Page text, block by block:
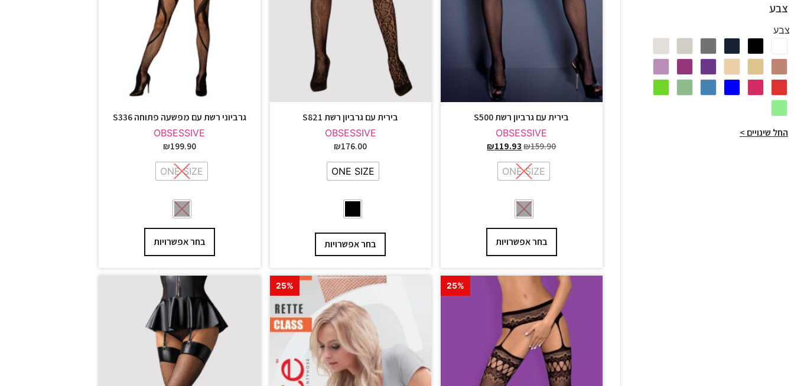
צבע
צבע
החל שינויים >
בירית עם גרביון רשת S500
OBSESSIVE
₪159.90
₪119.93
ONE SIZE
בחר אפשרויות
בירית עם גרביון רשת S821
OBSESSIVE
₪176.00
ONE SIZE
בחר אפשרויות
גרביוני רשת עם מפשעה פתוחה S336
OBSESSIVE
₪199.90
ONE SIZE
בחר אפשרויות
25%
25%